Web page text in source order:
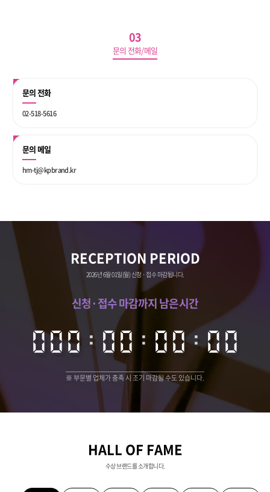
03
문의 전화/메일
문의 전화
02-518-5616
문의 메일
hm-tj@kpbrand.kr
RECEPTION PERIOD
2026년 6월 01일(월) 신청 · 접수 마감됩니다.
신청·접수 마감까지 남은시간
000
000 : 00
00 : 00
00:00
00
※ 부문별 업체가 충족 시 조기 마감될 수도 있습니다.
HALL OF FAME
수상 브랜드를 소개합니다.